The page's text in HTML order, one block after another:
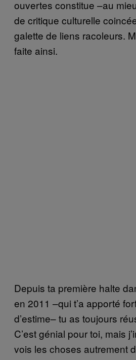
ouvertes constitue –au
de critique culturelle
galette de liens racoleurs.
faite ainsi.
Depuis ta première halte
en 2011 –qui t’a apporté
d’estime– tu as toujours
C’est génial pour toi, mais
vois les choses autrement